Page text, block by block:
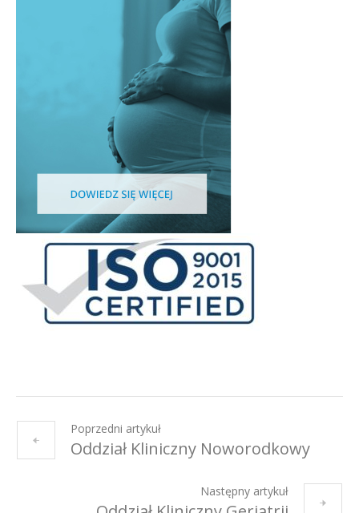
Poprzedni artykuł
Oddział Kliniczny Noworodkowy
Następny artykuł